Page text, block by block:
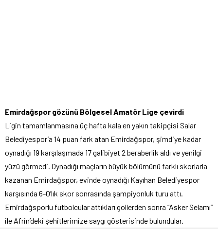
Emirdağspor gözünü Bölgesel Amatör Lige çevirdi
Ligin tamamlanmasına üç hafta kala en yakın takipçisi Salar
Belediyespor’a 14 puan fark atan Emirdağspor, şimdiye kadar
oynadığı 19 karşılaşmada 17 galibiyet 2 beraberlik aldı ve yenilgi
yüzü görmedi. Oynadığı maçların büyük bölümünü farklı skorlarla
kazanan Emirdağspor, evinde oynadığı Kayıhan Belediyespor
karşısında 6-0’lık skor sonrasında şampiyonluk turu attı.
Emirdağsporlu futbolcular attıkları gollerden sonra “Asker Selamı”
ile Afrin’deki şehitlerimize saygı gösterisinde bulundular.